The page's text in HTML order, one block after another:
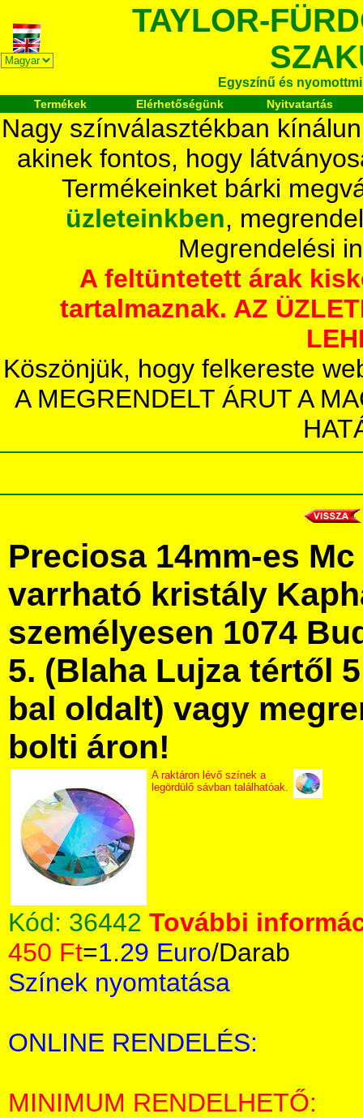
TAYLOR-
Egyszínű és
Termékek Elérhetőségünk Nyitvatartás
Nagy színválasztékban
akinek fontos, hogy
Termékeinket bárki
üzleteinkben,
Megrendelési
A feltüntetett árak
tartalmaznak. AZ
Köszönjük, hogy felkereste
A MEGRENDELT ÁRUT A
Preciosa 14mm-es
varrható kristály
személyesen 1074
5. (Blaha Lujza tértől
bal oldalt) vagy
bolti áron!
A raktáron lévő színek a
legördülő sávban találhatóak.
Kód: 36442 További
450 Ft=1.29 Euro/Darab
Színek nyomtatása
ONLINE RENDELÉS:
MINIMUM RENDELHETŐ: